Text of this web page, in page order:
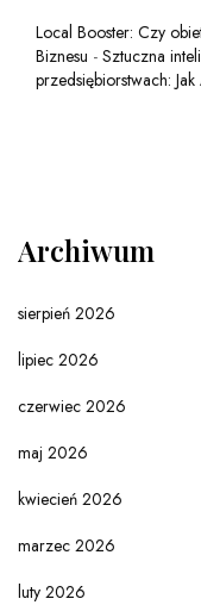
Local Booster: Czy
Biznesu - Sztuczna
przedsiębiorstwach:
Archiwum
sierpień 2026
lipiec 2026
czerwiec 2026
maj 2026
kwiecień 2026
marzec 2026
luty 2026